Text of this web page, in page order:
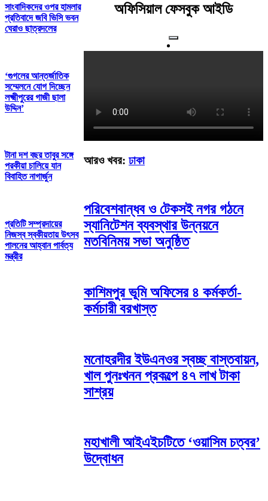
সাংবাদিকদের ওপর হামলার
প্রতিবাদে জবি ভিসি ভবন
ঘেরাও ছাত্রদলের
‘গুগলের আন্তর্জাতিক
সম্মেলনে যোগ দিচ্ছেন
লক্ষ্মীপুরের গাজী ছালা
উদ্দিন’
টানা দশ বছর তাবুর সঙ্গে
পরকীয়া চালিয়ে যান
বিবাহিত নাগার্জুন
প্রতিটি সম্প্রদায়ের
নিজস্ব স্বকীয়তায় উৎসব
পালনের আহ্বান পার্বত্য
মন্ত্রীর
অফিসিয়াল ফেসবুক আইডি
আরও খবর: ঢাকা
পরিবেশবান্ধব ও টেকসই নগর গঠনে
স্যানিটেশন ব্যবস্থার উন্নয়নে
মতবিনিময় সভা অনুষ্ঠিত
কাশিমপুর ভূমি অফিসের ৪ কর্মকর্তা-
কর্মচারী বরখাস্ত
মনোহরদীর ইউএনওর স্বচ্ছ বাস্তবায়ন,
খাল পুনঃখনন প্রকল্পে ৪৭ লাখ টাকা
সাশ্রয়
মহাখালী আইএইচটিতে ‘ওয়াসিম চত্বর’
উদ্বোধন